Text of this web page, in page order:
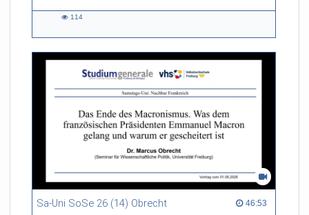
114
Sa-Uni SoSe 26 (14) Obrecht 46:53
46:53 duration